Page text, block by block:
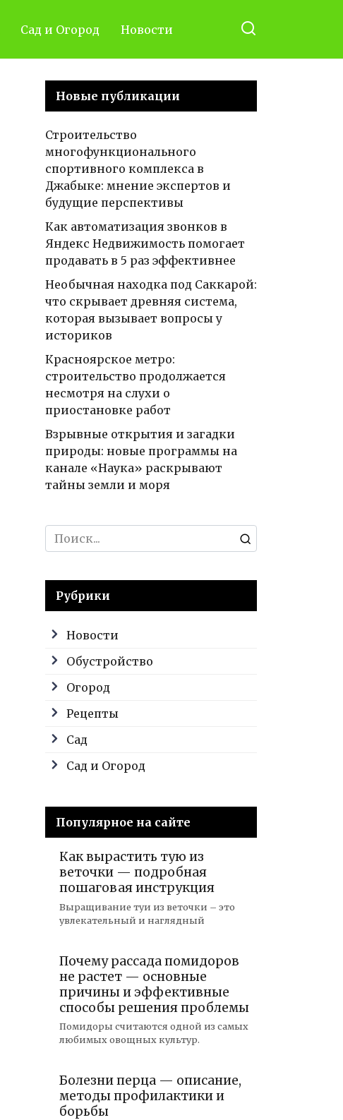
Сад и Огород Новости
Новые публикации
Строительство
многофункционального
спортивного комплекса в
Джабыке: мнение экспертов и
будущие перспективы
Как автоматизация звонков в
Яндекс Недвижимость помогает
продавать в 5 раз эффективнее
Необычная находка под Саккарой:
что скрывает древняя система,
которая вызывает вопросы у
историков
Красноярское метро:
строительство продолжается
несмотря на слухи о
приостановке работ
Взрывные открытия и загадки
природы: новые программы на
канале «Наука» раскрывают
тайны земли и моря
Search
for:
Рубрики
Новости
Обустройство
Огород
Рецепты
Сад
Сад и Огород
Популярное на сайте
Как вырастить тую из
веточки — подробная
пошаговая инструкция
Выращивание туи из веточки – это
увлекательный и наглядный
Почему рассада помидоров
не растет — основные
причины и эффективные
способы решения проблемы
Помидоры считаются одной из самых
любимых овощных культур.
Болезни перца — описание,
методы профилактики и
борьбы